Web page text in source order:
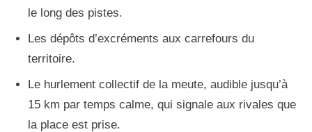
le long des pistes.
Les dépôts d’excréments aux carrefours du
territoire.
Le hurlement collectif de la meute, audible jusqu’à
15 km par temps calme, qui signale aux rivales que
la place est prise.